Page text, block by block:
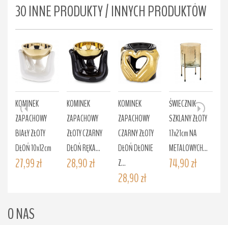
30 INNE PRODUKTY / INNYCH PRODUKTÓW
KOMINEK
ZAPACHOWY
BIAŁY ZŁOTY
DŁOŃ 10x12cm
27,99 zł
KOMINEK
ZAPACHOWY
ZŁOTY CZARNY
DŁOŃ RĘKA...
28,90 zł
KOMINEK
ZAPACHOWY
CZARNY ZŁOTY
DŁOŃ DŁONIE
Z...
28,90 zł
ŚWIECZNIK
SZKLANY ZŁOTY
17x21cm NA
METALOWYCH...
74,90 zł
O NAS